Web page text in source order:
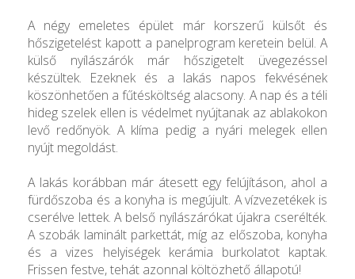
A négy emeletes épület már korszerű külsőt és
hőszigetelést kapott a panelprogram keretein belül. A
külső nyílászárók már hőszigetelt üvegezéssel
készültek. Ezeknek és a lakás napos fekvésének
köszönhetően a fűtésköltség alacsony. A nap és a téli
hideg szelek ellen is védelmet nyújtanak az ablakokon
levő redőnyök. A klíma pedig a nyári melegek ellen
nyújt megoldást.
A lakás korábban már átesett egy felújításon, ahol a
fürdőszoba és a konyha is megújult. A vízvezetékek is
cserélve lettek. A belső nyílászárókat újakra cserélték.
A szobák laminált parkettát, míg az előszoba, konyha
és a vizes helyiségek kerámia burkolatot kaptak.
Frissen festve, tehát azonnal költözhető állapotú!